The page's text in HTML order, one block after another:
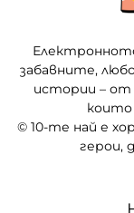
забавните,
истории – от
© 10-те най е
герои,